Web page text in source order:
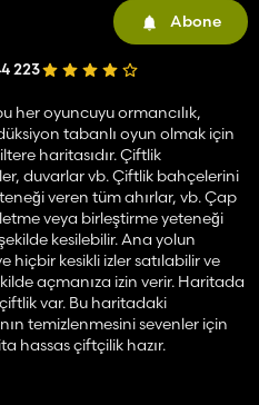
Abone
223
her oyuncuyu ormancılık,
tabanlı oyun olmak için
haritasıdır. Çiftlik
duvarlar vb. Çiftlik bahçelerini
veren tüm ahırlar, vb. Çap
veya birleştirme yeteneği
kesilebilir. Ana yolun
hiçbir kesikli izler satılabilir ve
açmanıza izin verir. Haritada
var. Bu haritadaki
temizlenmesini sevenler için
hassas çiftçilik hazır.